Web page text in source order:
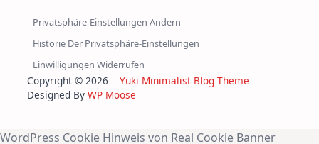
Privatsphäre-Einstellungen Ändern
Historie Der Privatsphäre-Einstellungen
Einwilligungen Widerrufen
Copyright © 2026 Yuki Minimalist Blog Theme
Designed By WP Moose
WordPress Cookie Hinweis von Real Cookie Banner